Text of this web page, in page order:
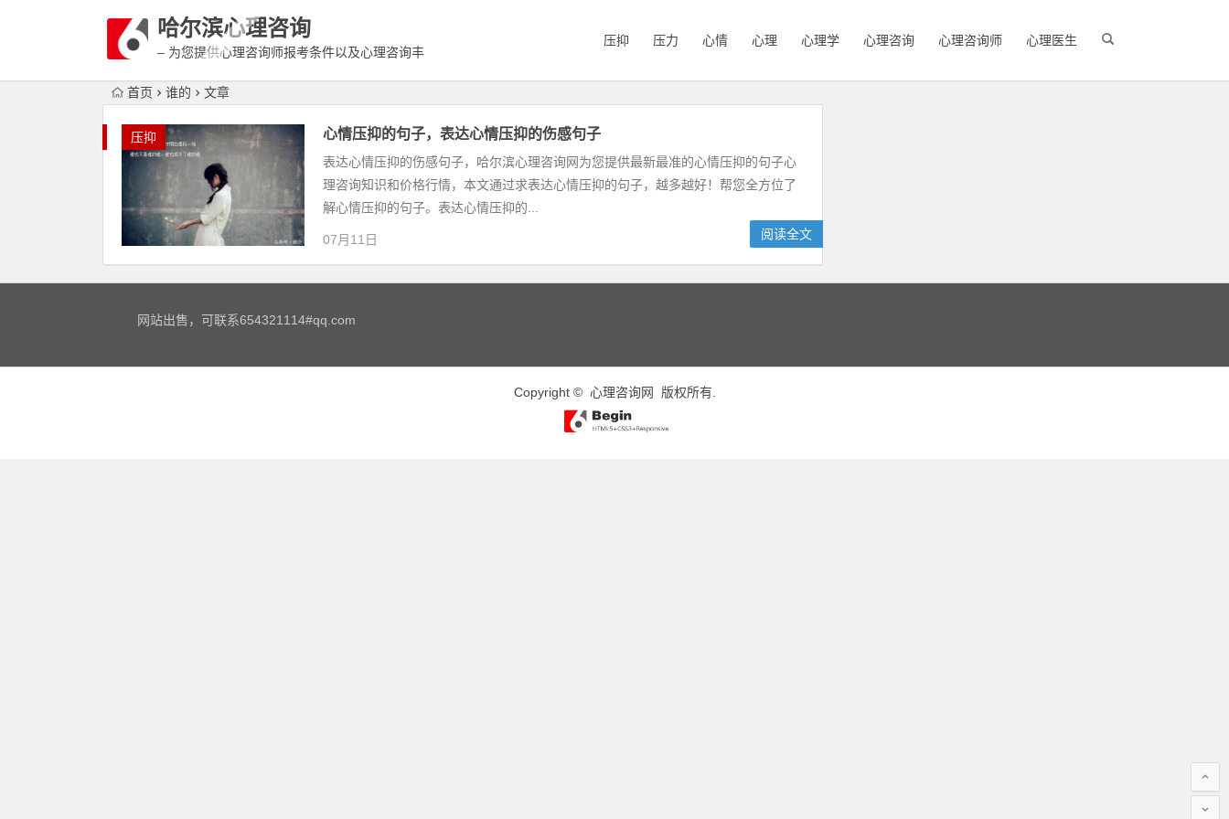
哈尔滨心理咨询
– 为您提供心理咨询师报考条件以及心理咨询丰
压抑 压力 心情 心理 心理学 心理咨询 心理咨询师 心理医生
首页 谁的 文章
压抑 心情压抑的句子，表达心情压抑的伤感句子
表达心情压抑的伤感句子，哈尔滨心理咨询网为您提供最新最准的心情压抑的句子心
理咨询知识和价格行情，本文通过求表达心情压抑的句子，越多越好！帮您全方位了
解心情压抑的句子。表达心情压抑的...
07月11日 阅读全文
网站出售，可联系654321114#qq.com
Copyright © 心理咨询网 版权所有.